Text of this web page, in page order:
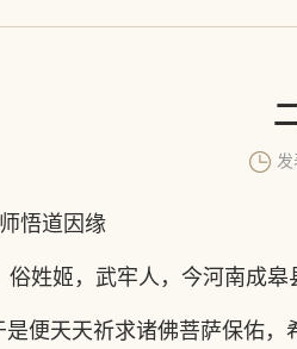
发
悟道因缘
俗姓姬，武牢人，今河南成
是便天天祈求诸佛菩萨保佑